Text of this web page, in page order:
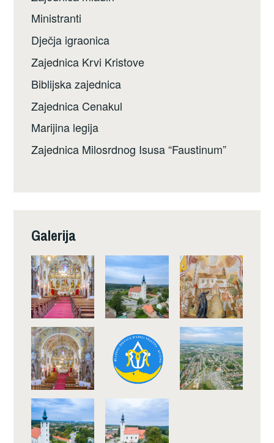
Ministranti
Dječja igraonica
Zajednica Krvi Kristove
Biblijska zajednica
Zajednica Cenakul
Marijina legija
Zajednica Milosrdnog Isusa “Faustinum”
Galerija